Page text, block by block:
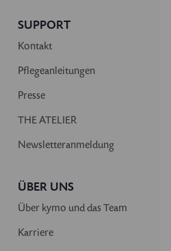
SUPPORT
Kontakt
Pflegeanleitungen
Presse
THE ATELIER
Newsletteranmeldung
ÜBER UNS
Über kymo und das Team
Karriere